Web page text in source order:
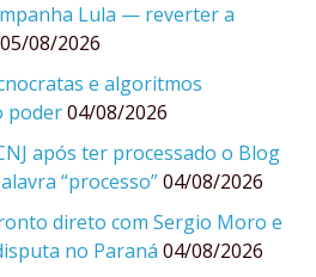
Lula — reverter a
05/08/2026
e algoritmos
poder 04/08/2026
após ter processado o Blog
“processo” 04/08/2026
direto com Sergio Moro e
no Paraná 04/08/2026